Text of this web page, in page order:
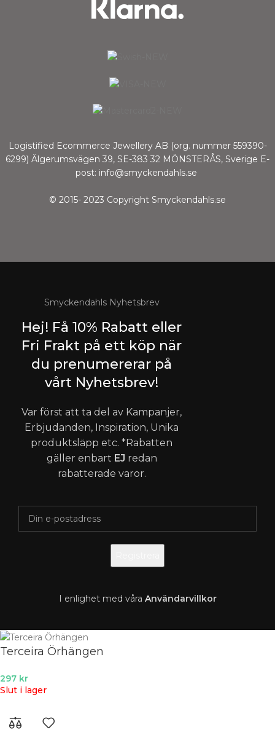
Logistified Ecommerce Jewellery AB (org. nummer 559390-
6299) Älgerumsvägen 39, SE-383 32 MÖNSTERÅS, Sverige E-
post: info@smyckendahls.se
© 2015- 2023 Copyright Smyckendahls.se
Smyckendahls Nyhetsbrev
Hej! Få 10% Rabatt eller
Fri Frakt på ett köp när
du prenumererar på
vårt Nyhetsbrev!
Var först att ta del av Kampanjer,
Erbjudanden, Inspiration, Unika
produktsläpp etc. *Rabatten
gäller enbart EJ redan
rabatterade varor.
I enlighet med våra Användarvillkor
Terceira Örhängen
297 kr
Slut i lager